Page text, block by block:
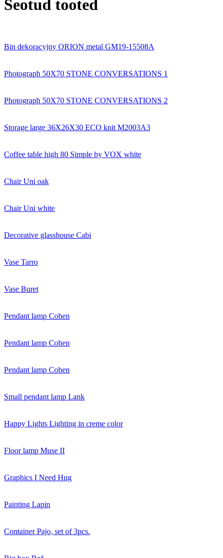
Seotud tooted
Bin dekoracyjny ORION metal GM19-15508A
Photograph 50X70 STONE CONVERSATIONS 1
Photograph 50X70 STONE CONVERSATIONS 2
Storage large 36X26X30 ECO knit M2003A3
Coffee table high 80 Simple by VOX white
Chair Uni oak
Chair Uni white
Decorative glasshouse Cabi
Vase Tarro
Vase Buret
Pendant lamp Cohen
Pendant lamp Cohen
Pendant lamp Cohen
Small pendant lamp Lank
Happy Lights Lighting in creme color
Floor lamp Muse II
Graphics I Need Hug
Painting Lapin
Container Pajo, set of 3pcs.